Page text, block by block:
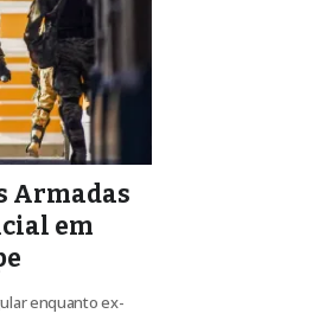
Armadas
em
enquanto ex-